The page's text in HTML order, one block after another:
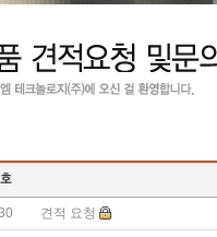
견적 요청